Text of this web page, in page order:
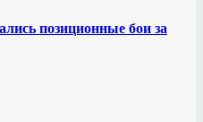
позиционные бои за